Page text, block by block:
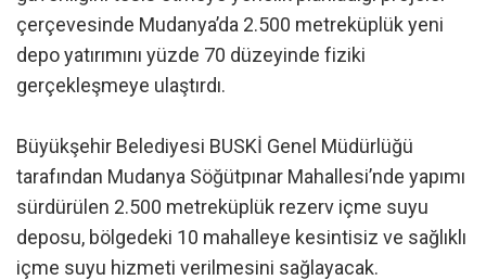
çerçevesinde Mudanya’da 2.500 metreküplük yeni
depo yatırımını yüzde 70 düzeyinde fiziki
gerçekleşmeye ulaştırdı.
Büyükşehir Belediyesi BUSKİ Genel Müdürlüğü
tarafından Mudanya Söğütpınar Mahallesi’nde yapımı
sürdürülen 2.500 metreküplük rezerv içme suyu
deposu, bölgedeki 10 mahalleye kesintisiz ve sağlıklı
içme suyu hizmeti verilmesini sağlayacak.